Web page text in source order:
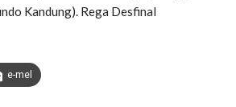
Kandung). Rega Desfinal
e-mel